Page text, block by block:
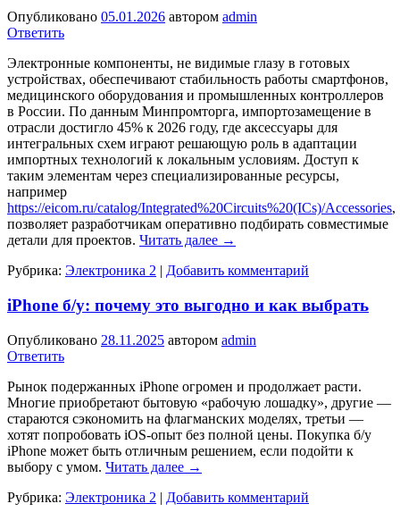
Опубликовано 05.01.2026 автором admin
Ответить
Электронные компоненты, не видимые глазу в готовых
устройствах, обеспечивают стабильность работы смартфонов,
медицинского оборудования и промышленных контроллеров
в России. По данным Минпромторга, импортозамещение в
отрасли достигло 45% к 2026 году, где аксессуары для
интегральных схем играют решающую роль в адаптации
импортных технологий к локальным условиям. Доступ к
таким элементам через специализированные ресурсы,
например
https://eicom.ru/catalog/Integrated%20Circuits%20(ICs)/Accessories,
позволяет разработчикам оперативно подбирать совместимые
детали для проектов. Читать далее →
Рубрика: Электроника 2 | Добавить комментарий
iPhone б/у: почему это выгодно и как выбрать
Опубликовано 28.11.2025 автором admin
Ответить
Рынок подержанных iPhone огромен и продолжает расти.
Многие приобретают бытовую «рабочую лошадку», другие —
стараются сэкономить на флагманских моделях, третьи —
хотят попробовать iOS-опыт без полной цены. Покупка б/у
iPhone может быть отличным решением, если подойти к
выбору с умом. Читать далее →
Рубрика: Электроника 2 | Добавить комментарий